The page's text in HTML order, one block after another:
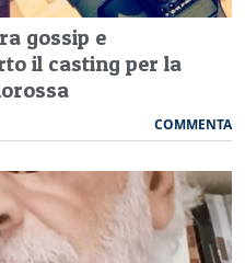
gossip e
il casting per la
COMMENTA